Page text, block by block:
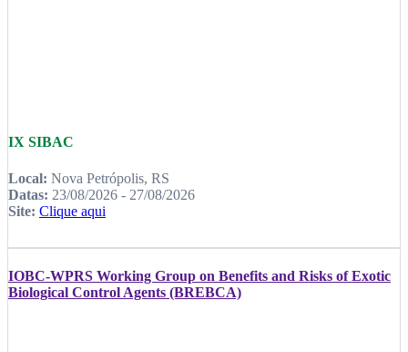
IX SIBAC
Local: Nova Petrópolis, RS
Datas: 23/08/2026 - 27/08/2026
Site: Clique aqui
IOBC-WPRS Working Group on Benefits and Risks of Exotic
Biological Control Agents (BREBCA)